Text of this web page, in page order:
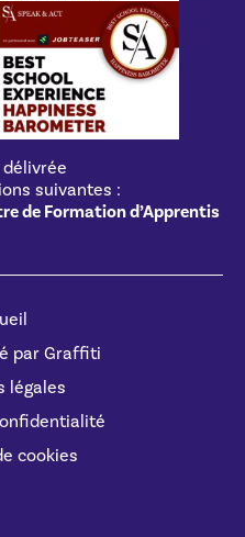
suivantes :
de Formation d’Apprentis
par Graffiti
légales
cookies